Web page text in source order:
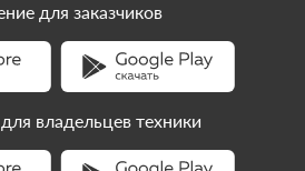
для заказчиков
владельцев техники